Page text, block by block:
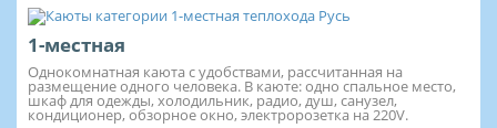
1-местная
Однокомнатная каюта с удобствами, рассчитанная на
размещение одного человека. В каюте: одно спальное место,
шкаф для одежды, холодильник, радио, душ, санузел,
кондиционер, обзорное окно, электророзетка на 220V.